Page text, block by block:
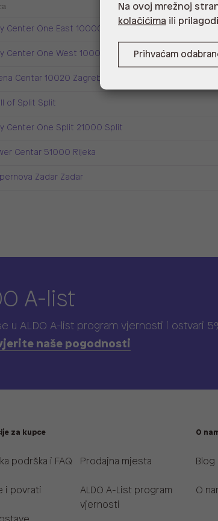
Center One East 10000 Zagreb
Center One West 10000 Zagreb
Centar 10020 Zagreb
of Split Split
Center One Split 21000 Split
Centar 51000 Rijeka
Zadar Zadar
A-list
u ALDO A-list program vjernosti i ostvari
naše pogodnosti
za kupce
podrška i FAQ
i povrati
Prodajna mjesta
ALDO A-List program
vjernosti
O
Blog
O
Na ovoj mrežnoj
kolačićima ili
Prihvaćam